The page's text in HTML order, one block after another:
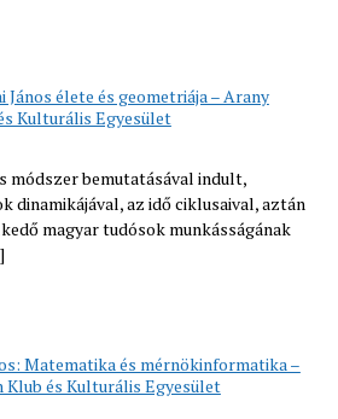
élete és geometriája – Arany
Kulturális Egyesület
módszer bemutatásával indult,
az idő ciklusaival, aztán
magyar tudósok munkásságának
Matematika és mérnökinformatika –
Klub és Kulturális Egyesület